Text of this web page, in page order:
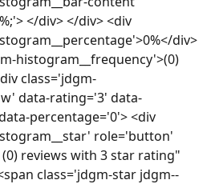
</div> </div> <div
div>
histogram__frequency'>(0)
class='jdgm-
data-rating='3' data-
percentage='0'> <div
role='button'
reviews with 3 star rating"
class='jdgm-star jdgm--